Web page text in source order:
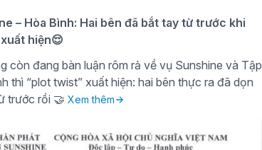
– Hòa Bình: Hai bên đã bắt tay từ trước khi
hiện😌
còn đang bàn luận rôm rả về vụ Sunshine và Tập
thì “plot twist” xuất hiện: hai bên thực ra đã dọn
trước rồi 🤝 Xem thêm